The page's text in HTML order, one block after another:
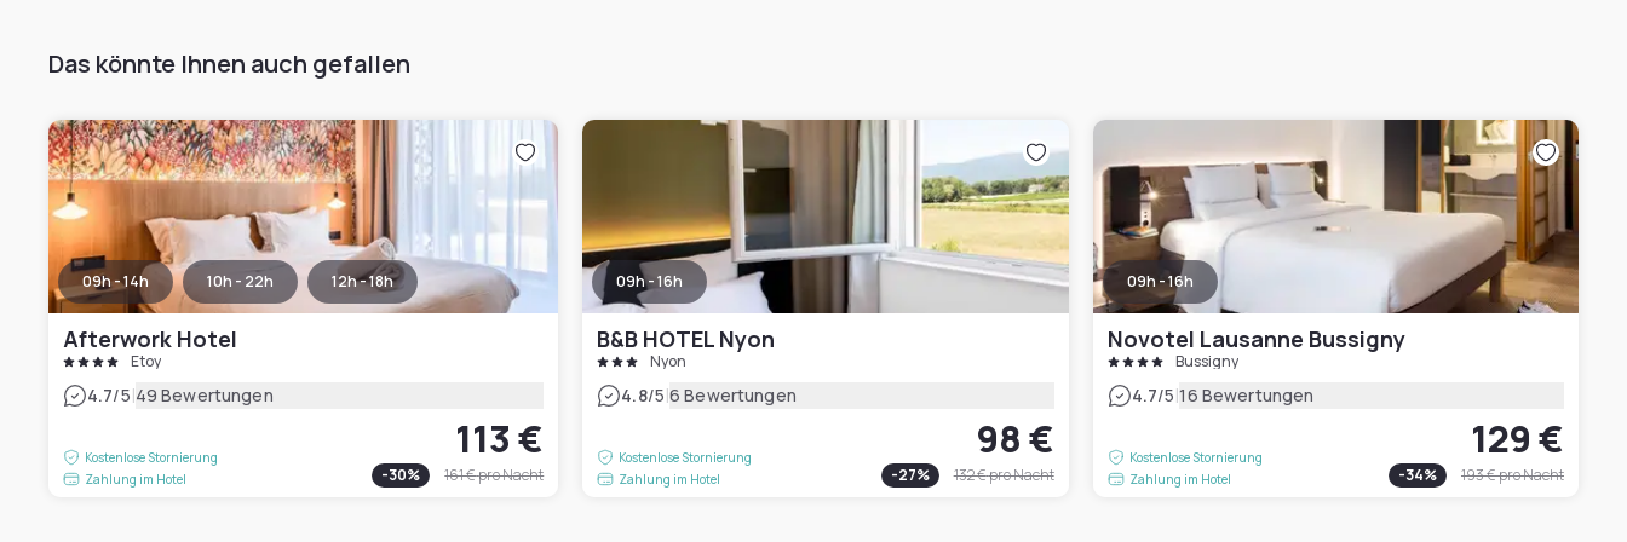
Das könnte Ihnen auch gefallen
09h - 14h 10h - 22h 12h - 18h
Afterwork Hotel
Etoy
4.7/5|49 Bewertungen
Kostenlose Stornierung
Zahlung im Hotel
113 €
-30% 161 €pro Nacht
09h - 16h
B&B HOTEL Nyon
Nyon
4.8/5|6 Bewertungen
Kostenlose Stornierung
Zahlung im Hotel
98 €
-27% 132 €pro Nacht
09h - 16h
Novotel Lausanne Bussigny
Bussigny
4.7/5|16 Bewertungen
Kostenlose Stornierung
Zahlung im Hotel
129 €
-34% 193 €pro Nacht